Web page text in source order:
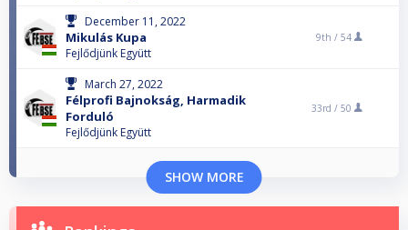
December 11, 2022
Mikulás Kupa
Fejlődjünk Együtt
9th / 54
March 27, 2022
Félprofi Bajnokság, Harmadik
Forduló
Fejlődjünk Együtt
33rd / 50
SHOW MORE